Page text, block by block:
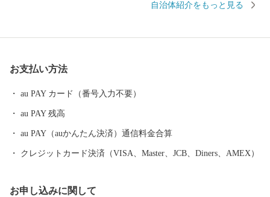
年度内の回数制限は現在設けておりません。 ・パッケージが異な
自治体紹介をもっと見る
お支払い方法
au PAY カード（番号入力不要）
au PAY 残高
au PAY（auかんたん決済）通信料金合算
クレジットカード決済（VISA、Master、JCB、Diners、AMEX）
お申し込みに関して